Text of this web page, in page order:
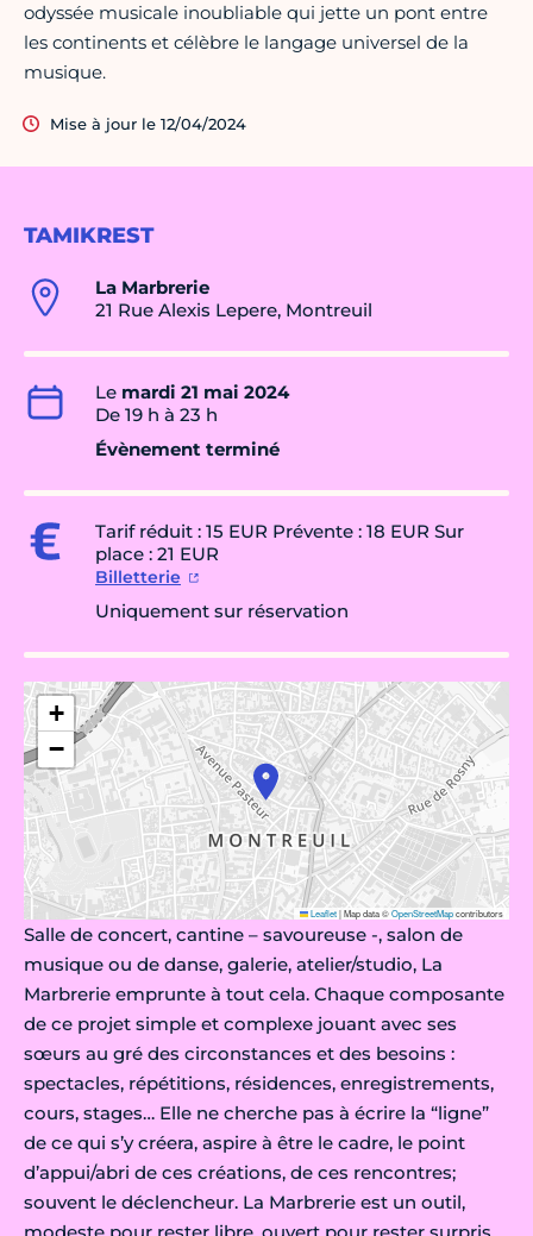
TAMIKREST
La Marbrerie
21 Rue Alexis Lepere, Montreuil
Le mardi 21 mai 2024
De 19 h à 23 h
Évènement terminé
Tarif réduit : 15 EUR Prévente : 18 EUR Sur
place : 21 EUR
Billetterie
Uniquement sur réservation
+
−
Leaflet|Map data ©OpenStreetMapcontributors
Salle de concert, cantine – savoureuse -, salon de
musique ou de danse, galerie, atelier/studio, La
Marbrerie emprunte à tout cela. Chaque composante
de ce projet simple et complexe jouant avec ses
sœurs au gré des circonstances et des besoins :
spectacles, répétitions, résidences, enregistrements,
cours, stages… Elle ne cherche pas à écrire la “ligne”
de ce qui s’y créera, aspire à être le cadre, le point
d’appui/abri de ces créations, de ces rencontres;
souvent le déclencheur. La Marbrerie est un outil,
odyssée musicale inoubliable qui jette un pont entre
les continents et célèbre le langage universel de la
musique.
Mise à jour le 12/04/2024